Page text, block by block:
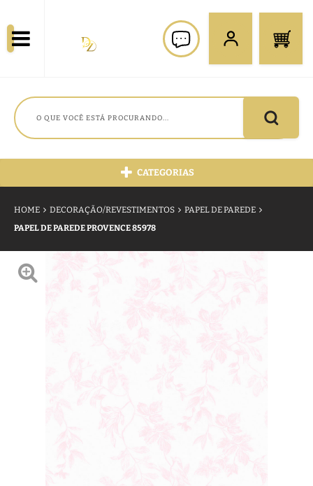
CATEGORIAS
HOME DECORAÇÃO/REVESTIMENTOS
PAPEL DE PAREDE
PAPEL DE PAREDE PROVENCE 85978